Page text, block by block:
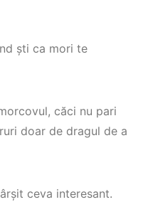
ști ca mori te
căci nu pari
doar de dragul de a
ceva interesant.